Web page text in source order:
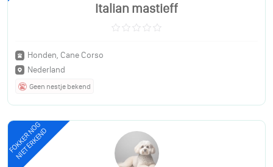
Italian mastieff
Honden, Cane Corso
Nederland
Geen nestje bekend
FOKKER NOG
NIET ERKEND